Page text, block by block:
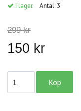
I lager. Antal: 3
299 kr
150 kr